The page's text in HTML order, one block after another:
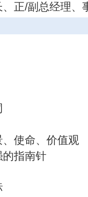
正/副总经理、
使命、价值观
指南针